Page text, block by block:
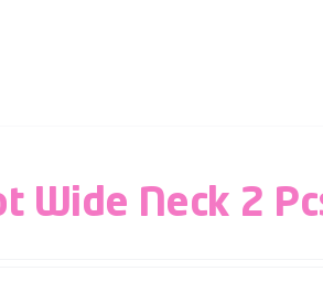
Wide Neck 2